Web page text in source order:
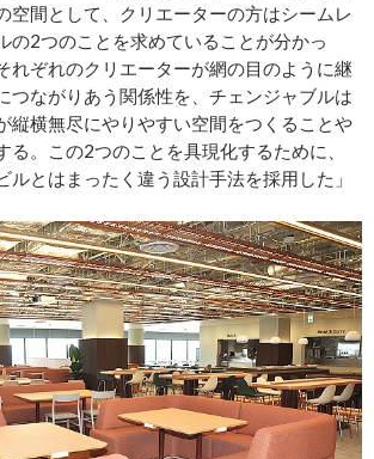
空間として、クリエーターの方はシームレ
の2つのことを求めていることが分かっ
れぞれのクリエーターが網の目のように継
つながりあう関係性を、チェンジャブルは
縦横無尽にやりやすい空間をつくることや
る。この2つのことを具現化するために、
ルとはまったく違う設計手法を採用した」